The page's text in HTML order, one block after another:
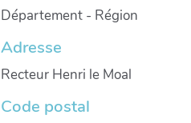
Département - Région
Adresse
Recteur Henri le Moal
Code postal